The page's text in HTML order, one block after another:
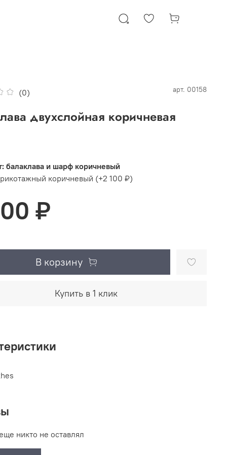
(0) арт. 00158
двухслойная коричневая
балаклава и шарф коричневый
коричневый (+2 100 ₽)
₽
В корзину
Купить в 1 клик
никто не оставлял